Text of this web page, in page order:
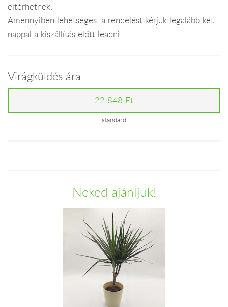
eltérhetnek.
Amennyiben lehetséges, a rendelést kérjük legalább két
nappal a kiszállítás előtt leadni.
Virágküldés ára
22 848 Ft
standard
Neked ajánljuk!